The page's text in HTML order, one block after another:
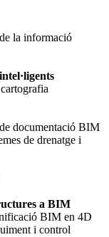
la informació
documentació BIM
de drenatge i
a BIM
BIM en 4D
i control